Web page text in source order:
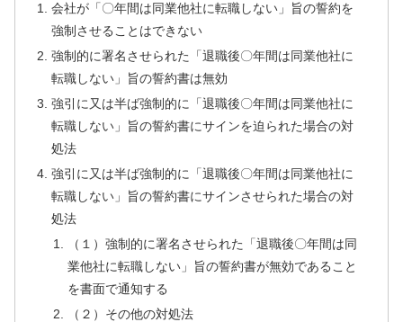
会社が「〇年間は同業他社に転職しない」旨の誓約を
強制させることはできない
強制的に署名させられた「退職後〇年間は同業他社に
転職しない」旨の誓約書は無効
強引に又は半ば強制的に「退職後〇年間は同業他社に
転職しない」旨の誓約書にサインを迫られた場合の対
処法
強引に又は半ば強制的に「退職後〇年間は同業他社に
転職しない」旨の誓約書にサインさせられた場合の対
処法
（１）強制的に署名させられた「退職後〇年間は同
業他社に転職しない」旨の誓約書が無効であること
を書面で通知する
（２）その他の対処法